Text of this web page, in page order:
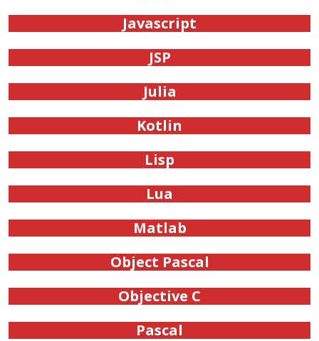
Javascript
JSP
Julia
Kotlin
Lisp
Lua
Matlab
Object Pascal
Objective C
Pascal